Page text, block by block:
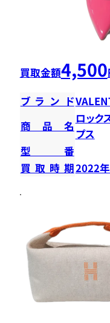
買取金額4,500
ブランド
商品名
ロック
プス
型番
買取時期2022